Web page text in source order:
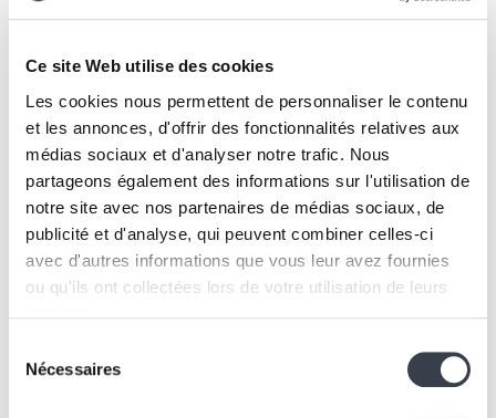
Ce site Web utilise des cookies
Les cookies nous permettent de personnaliser le contenu
et les annonces, d'offrir des fonctionnalités relatives aux
médias sociaux et d'analyser notre trafic. Nous
partageons également des informations sur l'utilisation de
notre site avec nos partenaires de médias sociaux, de
publicité et d'analyse, qui peuvent combiner celles-ci
avec d'autres informations que vous leur avez fournies
ou qu'ils ont collectées lors de votre utilisation de leurs
We work with
who may receive and
Nécessaires
Design & Web
Color Psychology in Digital Design
19 March 2025